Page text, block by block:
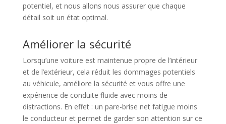
potentiel, et nous allons nous assurer que chaque
détail soit un état optimal.
Améliorer la sécurité
Lorsqu’une voiture est maintenue propre de l’intérieur
et de l’extérieur, cela réduit les dommages potentiels
au véhicule, améliore la sécurité et vous offre une
expérience de conduite fluide avec moins de
distractions. En effet : un pare-brise net fatigue moins
le conducteur et permet de garder son attention sur ce